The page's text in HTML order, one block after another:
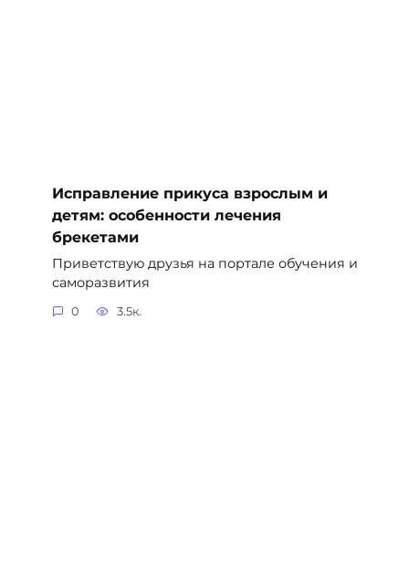
Исправление прикуса взрослым и
детям: особенности лечения
брекетами
Приветствую друзья на портале обучения и
саморазвития
0 3.5к.